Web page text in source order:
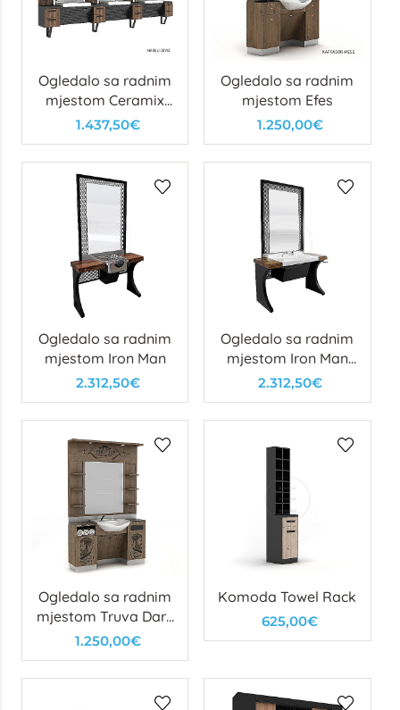
Ogledalo sa radnim
mjestom Ceramix
Barber
1.437,50€
Ogledalo sa radnim
mjestom Efes
1.250,00€
Ogledalo sa radnim
mjestom Iron Man
2.312,50€
Ogledalo sa radnim
mjestom Iron Man
CB
2.312,50€
Ogledalo sa radnim
mjestom Truva Dark
Man
1.250,00€
Komoda Towel Rack
625,00€